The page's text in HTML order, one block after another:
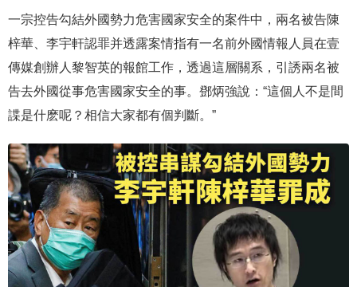
一宗控告勾結外國勢力危害國家安全的案件中，兩名被告陳
梓華、李宇軒認罪并透露案情指有一名前外國情報人員在壹
傳媒創辦人黎智英的報館工作，透過這層關系，引誘兩名被
告去外國從事危害國家安全的事。鄧炳強說：“這個人不是間
諜是什麽呢？相信大家都有個判斷。”